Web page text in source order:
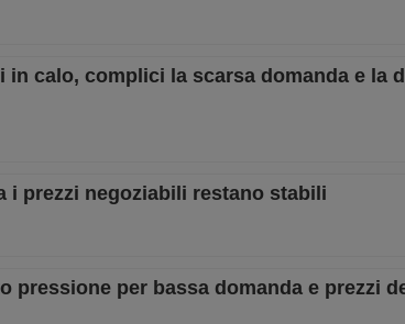
calo, complici la scarsa domanda e la
i prezzi negoziabili restano stabili
per bassa domanda e prezzi